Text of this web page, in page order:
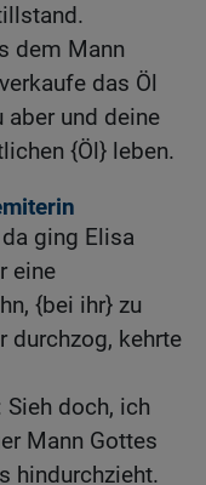
dem Mann
das Öl
aber und deine
{Öl} leben.
ging Elisa
eine
{bei ihr} zu
durchzog, kehrte
doch, ich
Mann Gottes
hindurchzieht.